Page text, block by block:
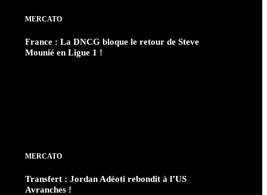
MERCATO
France : La DNCG bloque le retour de Steve
Mounié en Ligue 1 !
MERCATO
Transfert : Jordan Adéoti rebondit à l’US
Avranches !